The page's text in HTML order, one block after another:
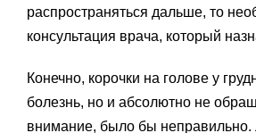
распространяться дальше, то
консультация врача, который
Конечно, корочки на голове у
болезнь, но и абсолютно не
внимание, было бы